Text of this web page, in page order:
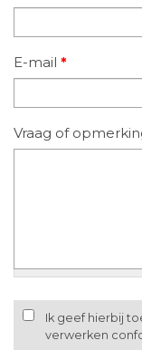
E-mail *
Vraag of
Ik geef hierbij
verwerken